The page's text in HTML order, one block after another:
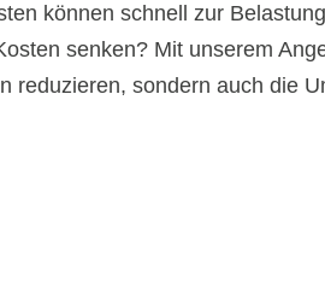
können schnell zur
senken? Mit unserem
reduzieren, sondern auch die